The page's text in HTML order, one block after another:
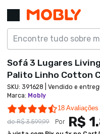
Sofá 3 Lugares
Palito Linho Cotton
SKU: 391628 | Vendido e
Marca: Mobly
4.7 star rating
18 Avaliações
deR$ 3.599,99 Por R$